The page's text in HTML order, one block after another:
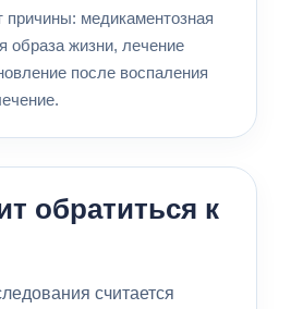
причины: медикаментозная
образа жизни, лечение
после воспаления
обратиться к
считается